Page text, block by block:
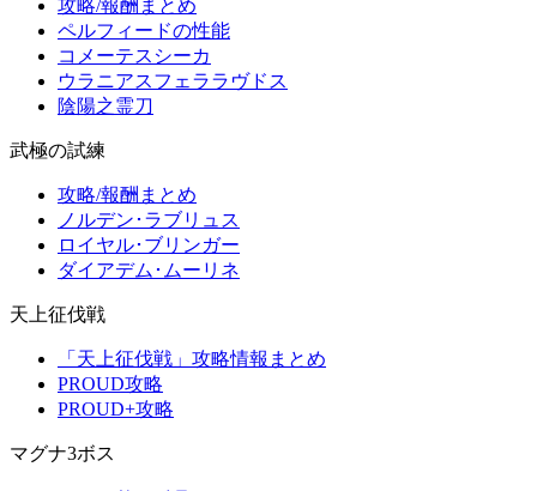
攻略/報酬まとめ
ペルフィードの性能
コメーテスシーカ
ウラニアスフェララヴドス
陰陽之霊刀
武極の試練
攻略/報酬まとめ
ノルデン･ラブリュス
ロイヤル･ブリンガー
ダイアデム･ムーリネ
天上征伐戦
「天上征伐戦」攻略情報まとめ
PROUD攻略
PROUD+攻略
マグナ3ボス